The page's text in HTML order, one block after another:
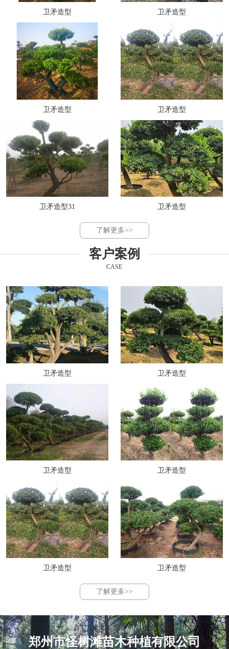
卫矛造型 卫矛造型
卫矛造型 卫矛造型
卫矛造型31 卫矛造型
了解更多>>
客户案例
CASE
卫矛造型 卫矛造型
卫矛造型 卫矛造型
卫矛造型 卫矛造型
了解更多>>
郑州市怪树滩苗木种植有限公司